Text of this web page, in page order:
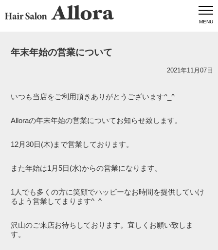
MENU
年末年始の営業について
2021年11月07日
いつも当店をご利用頂きありがとうございます^_^
Alloraの年末年始の営業についてお知らせ致します。
12月30日(木)まで営業しております。
また年始は1月5日(水)からの営業になります。
1人でも多くの方に笑顔でハッピーなお時間を提供していけ
るよう営業してまります^_^
沢山のご来店お待ちしております。宜しくお願い致しま
す。